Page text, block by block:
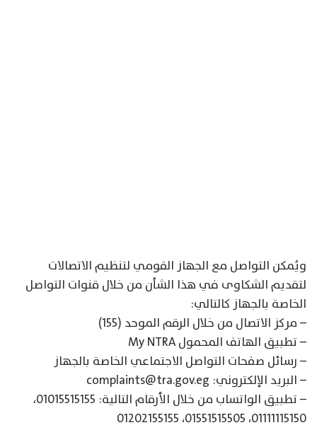
ويُمكن التواصل مع الجهاز القومي لتنظيم الاتصالات
لتقديم الشكاوى في هذا الشأن من خلال قنوات التواصل
الخاصة بالجهاز كالتالي:
– مركز الاتصال من خلال الرقم الموحد (155)
– تطبيق الهاتف المحمول My NTRA
– رسائل صفحات التواصل الاجتماعي الخاصة بالجهاز
– البريد الإلكتروني: complaints@tra.gov.eg
– تطبيق الواتساب من خلال الأرقام التالية: 01015515155،
01111115150، 01551515505، 01202155155